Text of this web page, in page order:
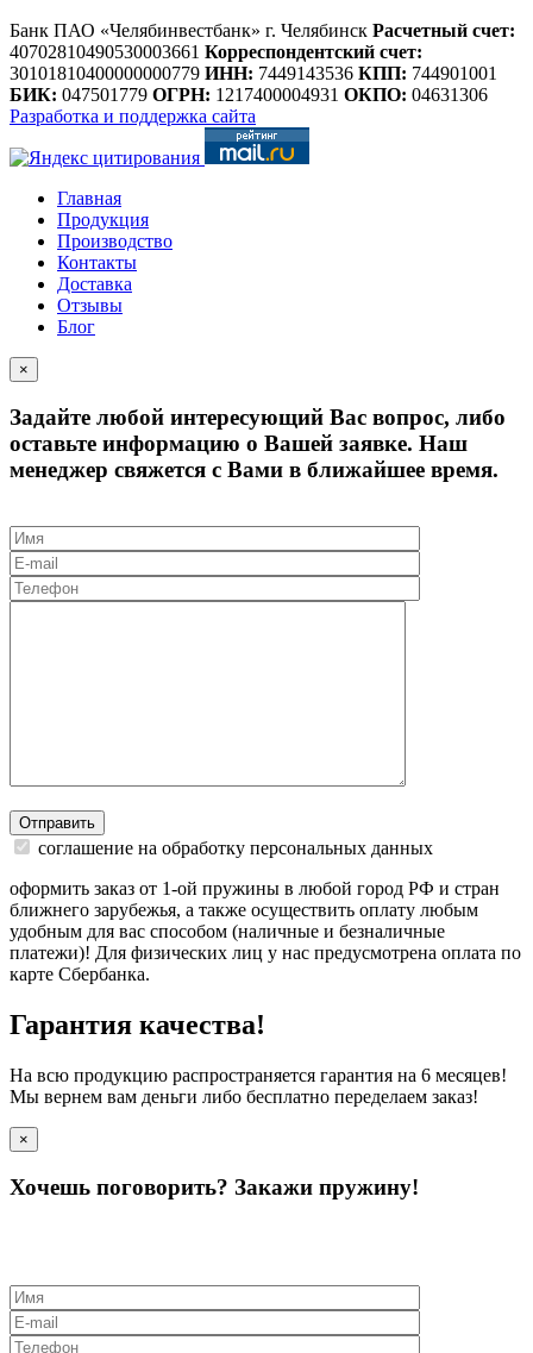
Банк ПАО «Челябинвестбанк» г. Челябинск Расчетный счет:
40702810490530003661 Корреспондентский счет:
30101810400000000779 ИНН: 7449143536 КПП: 744901001
БИК: 047501779 ОГРН: 1217400004931 ОКПО: 04631306
Разработка и поддержка сайта
Главная
Продукция
Производство
Контакты
Доставка
Отзывы
Блог
×
Задайте любой интересующий Вас вопрос, либо
оставьте информацию о Вашей заявке. Наш
менеджер свяжется с Вами в ближайшее время.
Отправить
соглашение на обработку персональных данных
оформить заказ от 1-ой пружины в любой город РФ и стран
ближнего зарубежья, а также осуществить оплату любым
удобным для вас способом (наличные и безналичные
платежи)! Для физических лиц у нас предусмотрена оплата по
карте Сбербанка.
Гарантия качества!
На всю продукцию распространяется гарантия на 6 месяцев!
Мы вернем вам деньги либо бесплатно переделаем заказ!
×
Хочешь поговорить? Закажи пружину!